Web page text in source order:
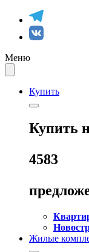
Меню
Купить
Купить
4583
Жилые